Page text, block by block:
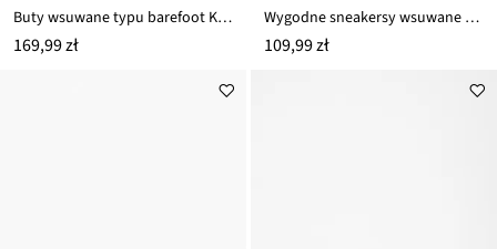
Buty wsuwane typu barefoot Kangaroos z elastyczna podeszwą
169,99 zł
Wygodne sneakersy wsuwane z miękkiego materiału
109,99 zł